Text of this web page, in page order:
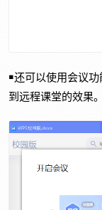
￭还可以使用会议
到远程课堂的效果。